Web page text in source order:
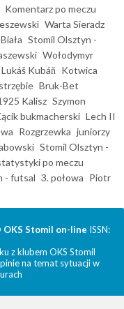
Komentarz po meczu
Warta Sieradz
Stomil Olsztyn -
Wołodymyr
Lukáš Kubáň Kotwica
Bruk-Bet
Kalisz Szymon
bukmacherski Lech II
Rozgrzewka juniorzy
Stomil Olsztyn -
po meczu
- futsal 3. połowa Piotr
OKS Stomil on-line ISSN:
z klubem OKS Stomil
na temat sytuacji w